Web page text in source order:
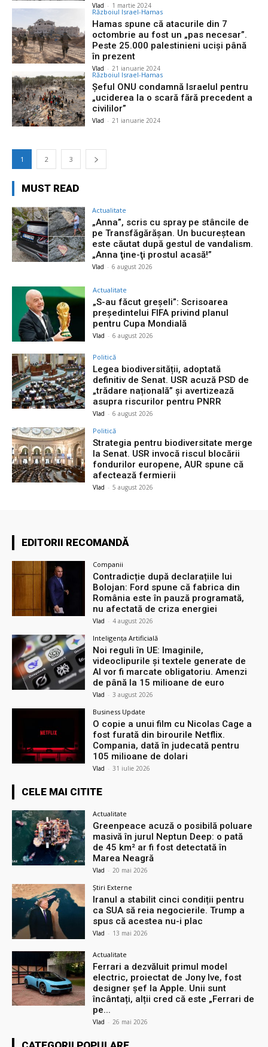
Vlad - 1 martie 2024
Războiul Israel-Hamas
Hamas spune că atacurile din 7
octombrie au fost un „pas necesar”.
Peste 25.000 palestinieni uciși până
în prezent
Vlad - 21 ianuarie 2024
Războiul Israel-Hamas
Șeful ONU condamnă Israelul pentru
„uciderea la o scară fără precedent a
civililor”
Vlad - 21 ianuarie 2024
1 2 3
MUST READ
Actualitate
„Anna”, scris cu spray pe stâncile de
pe Transfăgărășan. Un bucureștean
este căutat după gestul de vandalism.
„Anna ţine-ţi prostul acasă!”
Vlad - 6 august 2026
Actualitate
„S-au făcut greșeli”: Scrisoarea
președintelui FIFA privind planul
pentru Cupa Mondială
Vlad - 6 august 2026
Politică
Legea biodiversității, adoptată
definitiv de Senat. USR acuză PSD de
„trădare națională” și avertizează
asupra riscurilor pentru PNRR
Vlad - 6 august 2026
Politică
Strategia pentru biodiversitate merge
la Senat. USR invocă riscul blocării
fondurilor europene, AUR spune că
afectează fermierii
Vlad - 5 august 2026
EDITORII RECOMANDĂ
Companii
Contradicție după declarațiile lui
Bolojan: Ford spune că fabrica din
România este în pauză programată,
nu afectată de criza energiei
Vlad - 4 august 2026
Inteligența Artificială
Noi reguli în UE: Imaginile,
videoclipurile și textele generate de
AI vor fi marcate obligatoriu. Amenzi
de până la 15 milioane de euro
Vlad - 3 august 2026
Business Update
O copie a unui film cu Nicolas Cage a
fost furată din birourile Netflix.
Compania, dată în judecată pentru
105 milioane de dolari
Vlad - 31 iulie 2026
CELE MAI CITITE
Actualitate
Greenpeace acuză o posibilă poluare
masivă în jurul Neptun Deep: o pată
de 45 km² ar fi fost detectată în
Marea Neagră
Vlad - 20 mai 2026
Știri Externe
Iranul a stabilit cinci condiții pentru
ca SUA să reia negocierile. Trump a
spus că acestea nu-i plac
Vlad - 13 mai 2026
Actualitate
Ferrari a dezvăluit primul model
electric, proiectat de Jony Ive, fost
designer șef la Apple. Unii sunt
încântați, alții cred că este „Ferrari de
pe...
Vlad - 26 mai 2026